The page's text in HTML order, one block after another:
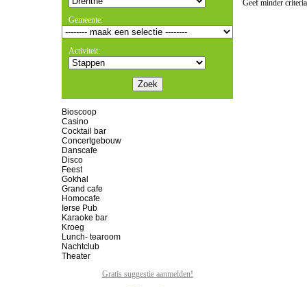
Gemeente:
Activiteit:
Bioscoop
Casino
Cocktail bar
Concertgebouw
Danscafe
Disco
Feest
Gokhal
Grand cafe
Homocafe
Ierse Pub
Karaoke bar
Kroeg
Lunch- tearoom
Nachtclub
Theater
Gratis suggestie aanmelden!
Geef minder